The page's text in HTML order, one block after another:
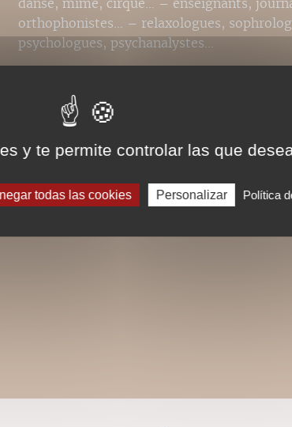
danse, mime, cirque… – enseignants,
orthophonistes… – relaxologues,
psychologues, psychanalystes…
y te permite controlar las que
todas las cookies Personalizar Política